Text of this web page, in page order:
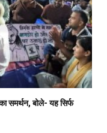
समर्थन, बोले- यह सिर्फ